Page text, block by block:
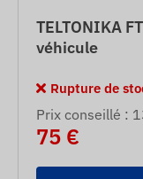
TELTONIKA
véhicule
Rupture de
Prix ​​conseillé :
75 €